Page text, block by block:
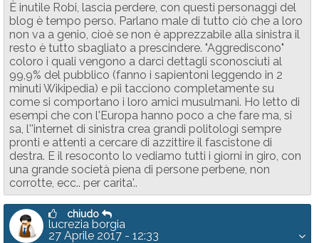
È inutile Robi, lascia perdere, con questi personaggi del
blog è tempo perso. Parlano male di tutto ciò che a loro
non va a genio, cioè se non è apprezzabile alla sinistra il
resto è tutto sbagliato a prescindere. "Aggrediscono"
coloro i quali vengono a darci dettagli sconosciuti al
99,9% del pubblico (fanno i sapientoni leggendo in 2
minuti Wikipedia) e pii tacciono completamente su
come si comportano i loro amici musulmani. Ho letto di
esempi che con l'Europa hanno poco a che fare ma, si
sa, l''internet di sinistra crea grandi politologi sempre
pronti e attenti a cercare di azzittire il fascistone di
destra. E il resoconto lo vediamo tutti i giorni in giro, con
una grande società piena di persone perbene, non
corrotte, ecc.. per carita'..
chiudo
lucrezia borgia
27 Aprile 2017 - 12:33